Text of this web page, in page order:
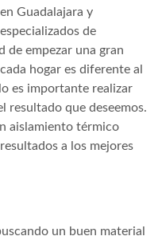
Guadalajara y
de
de empezar una gran
hogar es diferente al
es importante realizar
resultado que deseemos.
aislamiento térmico
a los mejores
un buen material